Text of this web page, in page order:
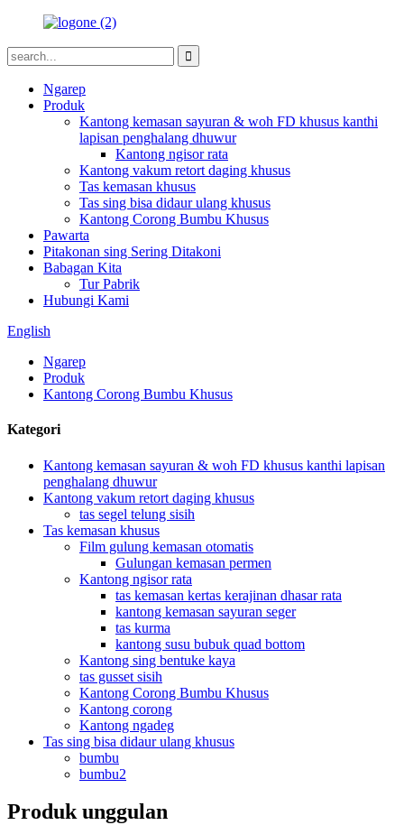
Ngarep
Produk
Kantong kemasan sayuran & woh FD khusus kanthi
lapisan penghalang dhuwur
Kantong ngisor rata
Kantong vakum retort daging khusus
Tas kemasan khusus
Tas sing bisa didaur ulang khusus
Kantong Corong Bumbu Khusus
Pawarta
Pitakonan sing Sering Ditakoni
Babagan Kita
Tur Pabrik
Hubungi Kami
English
Ngarep
Produk
Kantong Corong Bumbu Khusus
Kategori
Kantong kemasan sayuran & woh FD khusus kanthi lapisan
penghalang dhuwur
Kantong vakum retort daging khusus
tas segel telung sisih
Tas kemasan khusus
Film gulung kemasan otomatis
Gulungan kemasan permen
Kantong ngisor rata
tas kemasan kertas kerajinan dhasar rata
kantong kemasan sayuran seger
tas kurma
kantong susu bubuk quad bottom
Kantong sing bentuke kaya
tas gusset sisih
Kantong Corong Bumbu Khusus
Kantong corong
Kantong ngadeg
Tas sing bisa didaur ulang khusus
bumbu
bumbu2
Produk unggulan